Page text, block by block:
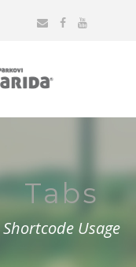
Tabs
Shortcode Usage